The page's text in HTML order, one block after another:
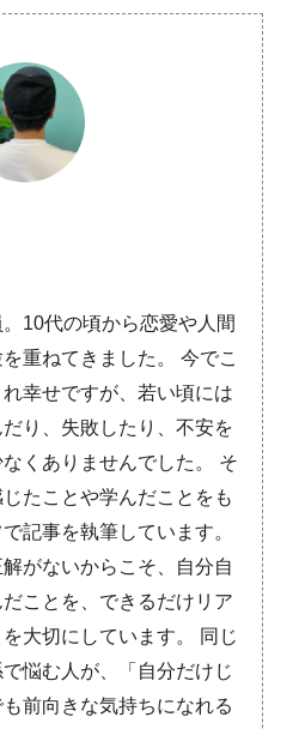
10代の頃から恋愛や人間
重ねてきました。 今でこ
幸せですが、若い頃には
り、失敗したり、不安を
くありませんでした。 そ
たことや学んだことをも
記事を執筆しています。
がないからこそ、自分自
ことを、できるだけリア
大切にしています。 同じ
悩む人が、「自分だけじ
前向きな気持ちになれる